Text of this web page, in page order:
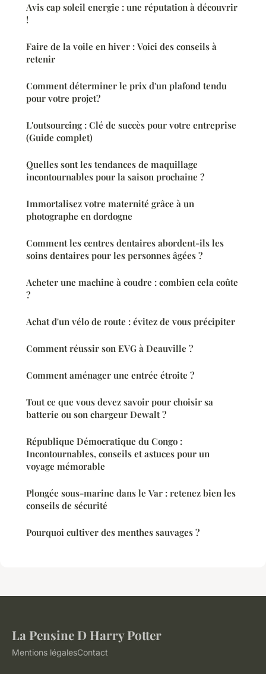
Avis cap soleil energie : une réputation à découvrir
!
Faire de la voile en hiver : Voici des conseils à
retenir
Comment déterminer le prix d'un plafond tendu
pour votre projet?
L'outsourcing : Clé de succès pour votre entreprise
(Guide complet)
Quelles sont les tendances de maquillage
incontournables pour la saison prochaine ?
Immortalisez votre maternité grâce à un
photographe en dordogne
Comment les centres dentaires abordent-ils les
soins dentaires pour les personnes âgées ?
Acheter une machine à coudre : combien cela coûte
?
Achat d'un vélo de route : évitez de vous précipiter
Comment réussir son EVG à Deauville ?
Comment aménager une entrée étroite ?
Tout ce que vous devez savoir pour choisir sa
batterie ou son chargeur Dewalt ?
République Démocratique du Congo :
Incontournables, conseils et astuces pour un
voyage mémorable
Plongée sous-marine dans le Var : retenez bien les
conseils de sécurité
Pourquoi cultiver des menthes sauvages ?
La Pensine D Harry Potter
Mentions légalesContact